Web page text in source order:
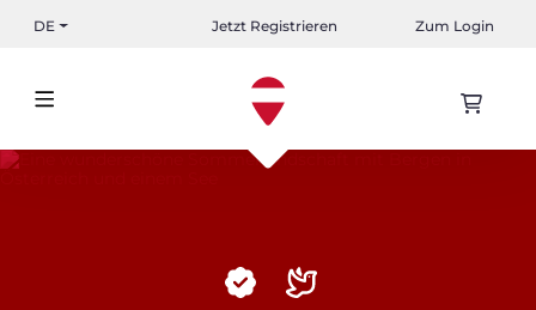
DE Jetzt Registrieren Zum Login